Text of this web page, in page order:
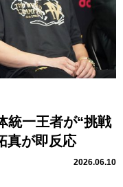
統一王者が“挑戦
が即反応
2026.06.10